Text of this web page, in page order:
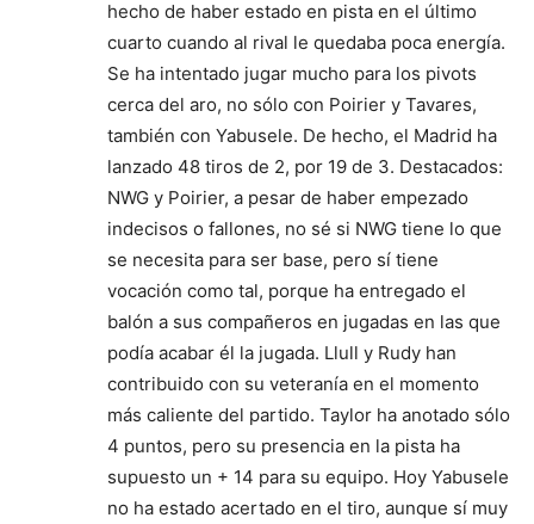
hecho de haber estado en pista en el último
cuarto cuando al rival le quedaba poca energía.
Se ha intentado jugar mucho para los pivots
cerca del aro, no sólo con Poirier y Tavares,
también con Yabusele. De hecho, el Madrid ha
lanzado 48 tiros de 2, por 19 de 3. Destacados:
NWG y Poirier, a pesar de haber empezado
indecisos o fallones, no sé si NWG tiene lo que
se necesita para ser base, pero sí tiene
vocación como tal, porque ha entregado el
balón a sus compañeros en jugadas en las que
podía acabar él la jugada. Llull y Rudy han
contribuido con su veteranía en el momento
más caliente del partido. Taylor ha anotado sólo
4 puntos, pero su presencia en la pista ha
supuesto un + 14 para su equipo. Hoy Yabusele
no ha estado acertado en el tiro, aunque sí muy